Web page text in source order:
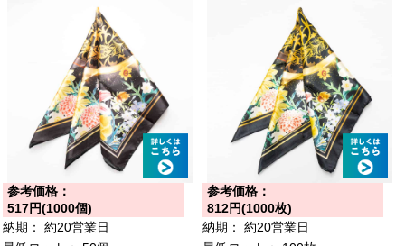
参考価格：
517円(1000個)
納期：
約20営業日
参考価格：
812円(1000枚)
納期：
約20営業日